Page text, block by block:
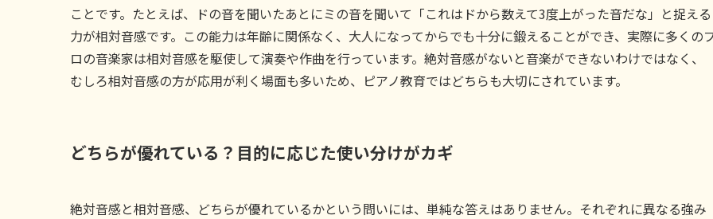
ことです。たとえば、ドの音を聞いたあとにミの音を聞いて「これはドから数えて3度上がった音だな」と捉える
力が相対音感です。この能力は年齢に関係なく、大人になってからでも十分に鍛えることができ、実際に多くの
ロの音楽家は相対音感を駆使して演奏や作曲を行っています。絶対音感がないと音楽ができないわけではなく、
むしろ相対音感の方が応用が利く場面も多いため、ピアノ教育ではどちらも大切にされています。
どちらが優れている？目的に応じた使い分けがカギ
絶対音感と相対音感、どちらが優れているかという問いには、単純な答えはありません。それぞれに異なる強み